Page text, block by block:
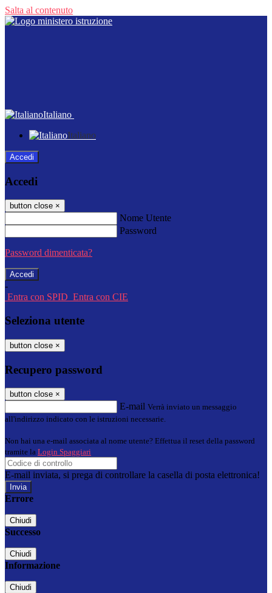
Salta al contenuto
Italiano
Italiano
Accedi
Accedi
button close ×
Nome Utente
Password
Password dimenticata?
-
Entra con SPID Entra con CIE
Seleziona utente
button close ×
Recupero password
button close ×
E-mail Verrà inviato un messaggio
all'indirizzo indicato con le istruzioni necessarie.
Non hai una e-mail associata al nome utente? Effettua il reset della password
tramite la Login Spaggiari
E-mail inviata, si prega di controllare la casella di posta elettronica!
Errore
Chiudi
Successo
Chiudi
Informazione
Chiudi